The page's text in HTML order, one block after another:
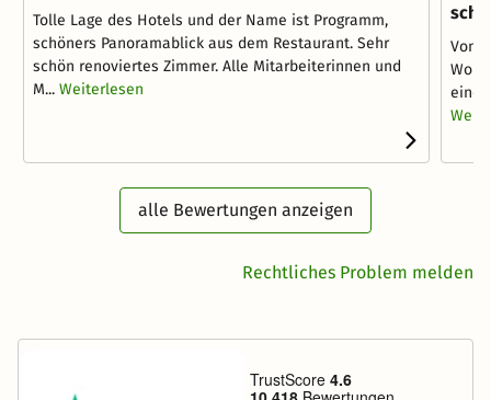
Tolle Lage des Hotels und der Name ist Programm,
schöners Panoramablick aus dem Restaurant. Sehr
schön renoviertes Zimmer. Alle Mitarbeiterinnen und
M... Weiterlesen
Von
eine
alle Bewertungen anzeigen
Rechtliches Problem melden